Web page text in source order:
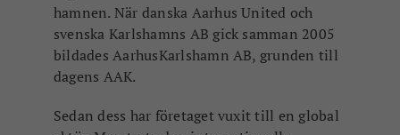
hamnen. När danska Aarhus United och
svenska Karlshamns AB gick samman 2005
bildades AarhusKarlshamn AB, grunden till
dagens AAK.
Sedan dess har företaget vuxit till en global